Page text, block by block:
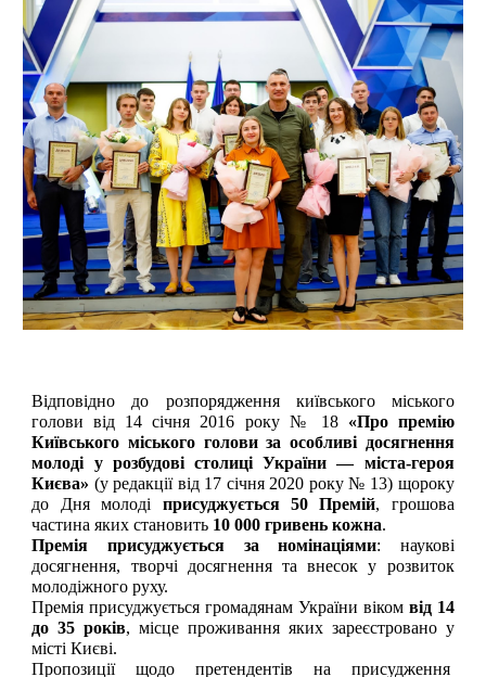
Відповідно до розпорядження київського міського
голови від 14 січня 2016 року № 18 «Про премію
Київського міського голови за особливі досягнення
молоді у розбудові столиці України — міста-героя
Києва» (у редакції від 17 січня 2020 року № 13) щороку
до Дня молоді присуджується 50 Премій, грошова
частина якихстановить 10 000 гривень кожна.
Премія присуджується за номінаціями: наукові
досягнення, творчі досягнення та внесок у розвиток
молодіжного руху.
Премія присуджується громадянам України віком від 14
до 35 років, місце проживання яких зареєстровано у
місті Києві.
Пропозиції щодо претендентів на присудження